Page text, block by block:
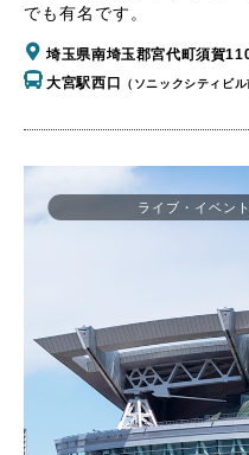
でも有名です。
埼玉県南埼玉郡宮代町須賀
大宮駅西口
（ソニックシティビ
ライブ・イベン